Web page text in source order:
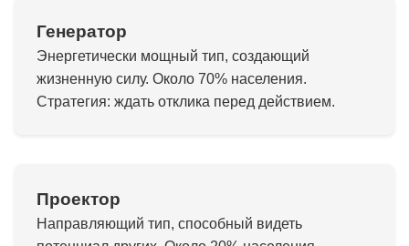
Генератор
Энергетически мощный тип, создающий
жизненную силу. Около 70% населения.
Стратегия: ждать отклика перед действием.
Проектор
Направляющий тип, способный видеть